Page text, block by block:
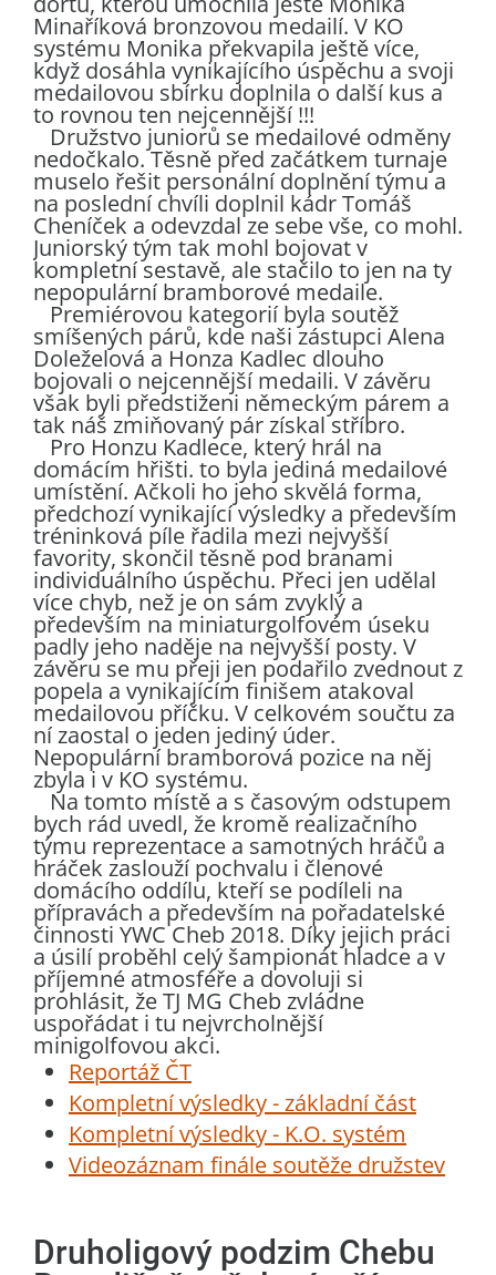
Minaříková bronzovou medailí. V KO
systému Monika překvapila ještě více,
když dosáhla vynikajícího úspěchu a svoji
medailovou sbírku doplnila o další kus a
to rovnou ten nejcennější !!!
Družstvo juniorů se medailové odměny
nedočkalo. Těsně před začátkem turnaje
muselo řešit personální doplnění týmu a
na poslední chvíli doplnil kádr Tomáš
Cheníček a odevzdal ze sebe vše, co mohl.
Juniorský tým tak mohl bojovat v
kompletní sestavě, ale stačilo to jen na ty
nepopulární bramborové medaile.
Premiérovou kategorií byla soutěž
smíšených párů, kde naši zástupci Alena
Doleželová a Honza Kadlec dlouho
bojovali o nejcennější medaili. V závěru
však byli předstiženi německým párem a
tak náš zmiňovaný pár získal stříbro.
Pro Honzu Kadlece, který hrál na
domácím hřišti. to byla jediná medailové
umístění. Ačkoli ho jeho skvělá forma,
předchozí vynikající výsledky a především
tréninková píle řadila mezi nejvyšší
favority, skončil těsně pod branami
individuálního úspěchu. Přeci jen udělal
více chyb, než je on sám zvyklý a
především na miniaturgolfovém úseku
padly jeho naděje na nejvyšší posty. V
závěru se mu přeji jen podařilo zvednout z
popela a vynikajícím finišem atakoval
medailovou příčku. V celkovém součtu za
ní zaostal o jeden jediný úder.
Nepopulární bramborová pozice na něj
zbyla i v KO systému.
Na tomto místě a s časovým odstupem
bych rád uvedl, že kromě realizačního
týmu reprezentace a samotných hráčů a
hráček zaslouží pochvalu i členové
domácího oddílu, kteří se podíleli na
přípravách a především na pořadatelské
činnosti YWC Cheb 2018. Díky jejich práci
a úsilí proběhl celý šampionát hladce a v
příjemné atmosféře a dovoluji si
prohlásit, že TJ MG Cheb zvládne
uspořádat i tu nejvrcholnější
minigolfovou akci.
Reportáž ČT
Kompletní výsledky - základní část
Kompletní výsledky - K.O. systém
Videozáznam finále soutěže družstev
Druholigový podzim Chebu